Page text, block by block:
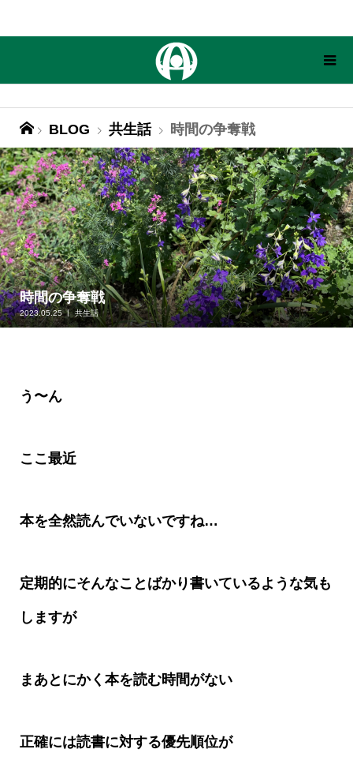
BLOG 共生話 時間の争奪戦
時間の争奪戦
2023.05.25 共生話
う〜ん
ここ最近
本を全然読んでいないですね…
定期的にそんなことばかり書いているような気も
しますが
まあとにかく本を読む時間がない
正確には読書に対する優先順位が